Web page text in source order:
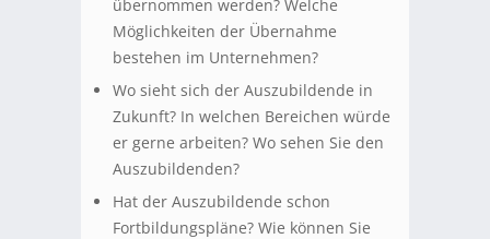
übernommen werden? Welche
Möglichkeiten der Übernahme
bestehen im Unternehmen?
Wo sieht sich der Auszubildende in
Zukunft? In welchen Bereichen würde
er gerne arbeiten? Wo sehen Sie den
Auszubildenden?
Hat der Auszubildende schon
Fortbildungspläne? Wie können Sie